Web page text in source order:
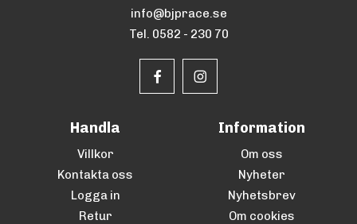
info@bjprace.se
Tel. 0582 - 230 70
Handla
Villkor
Kontakta oss
Logga in
Retur
Information
Om oss
Nyheter
Nyhetsbrev
Om cookies